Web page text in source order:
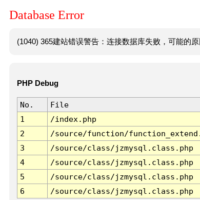
Database Error
(1040) 365建站错误警告：连接数据库失败，可能的
PHP Debug
No. File
1
/index.php
2
/source/function/
3
/source/class/jzmysql.class.php
4
/source/class/jzmysql.class.php
5
/source/class/jzmysql.class.php
6
/source/class/jzmysql.class.php